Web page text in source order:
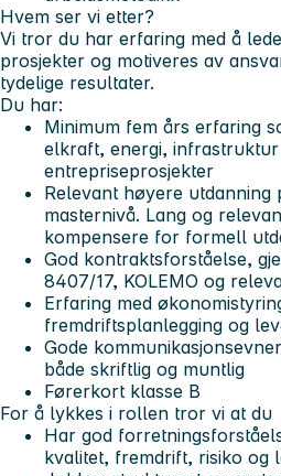
Hvem ser vi etter?
Vi tror du har erfaring med å
prosjekter og motiveres av
tydelige resultater.
Du har:
Minimum fem års erfaring
elkraft, energi,
entrepriseprosjekter
Relevant høyere
masternivå. Lang og
kompensere for formell
God kontraktsforståelse,
8407/17, KOLEMO og
Erfaring med
fremdriftsplanlegging og
Gode
både skriftlig og muntlig
Førerkort klasse B
For å lykkes i rollen tror vi at du
Har god
kvalitet, fremdrift, risiko og